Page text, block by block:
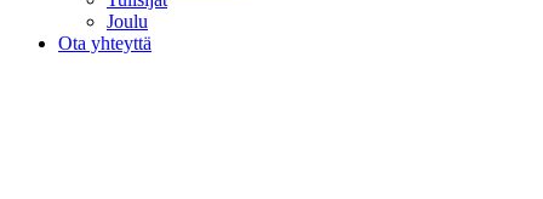
Joulu
Ota yhteyttä